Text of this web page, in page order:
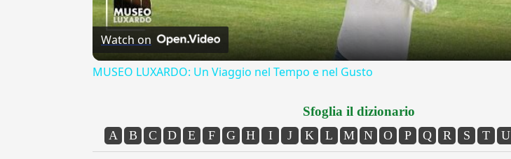
Watch on
MUSEO LUXARDO: Un Viaggio nel Tempo e nel Gusto
Sfoglia il dizionario
A B C D E F G H I J K L M N O P Q R S T U